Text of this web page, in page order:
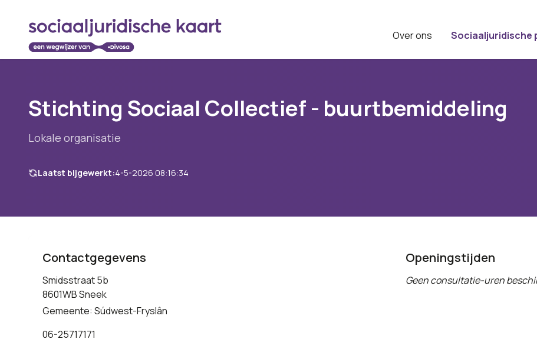
Over ons Sociaaljuridische
Stichting Sociaal Collectief - buurtbemiddeling
Lokale organisatie
Laatst bijgewerkt:4-5-2026 08:16:34
Contactgegevens
Smidsstraat 5b
8601WB Sneek
Gemeente: Súdwest-Fryslân
06-25717171
Openingstijden
Geen consultatie-uren